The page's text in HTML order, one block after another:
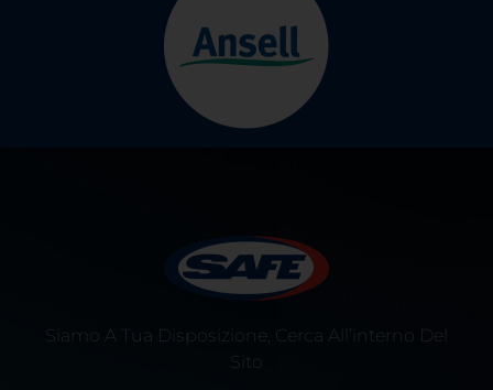
Siamo A Tua Disposizione, Cerca All’interno Del
Sito